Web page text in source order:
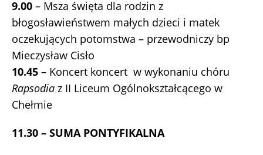
9.00 – Msza święta dla rodzin z
błogosławieństwem małych dzieci i matek
oczekujących potomstwa – przewodniczy bp
Mieczysław Cisło
10.45 – Koncert koncert w wykonaniu chóru
Rapsodia z II Liceum Ogólnokształcącego w
Chełmie
11.30 – SUMA PONTYFIKALNA